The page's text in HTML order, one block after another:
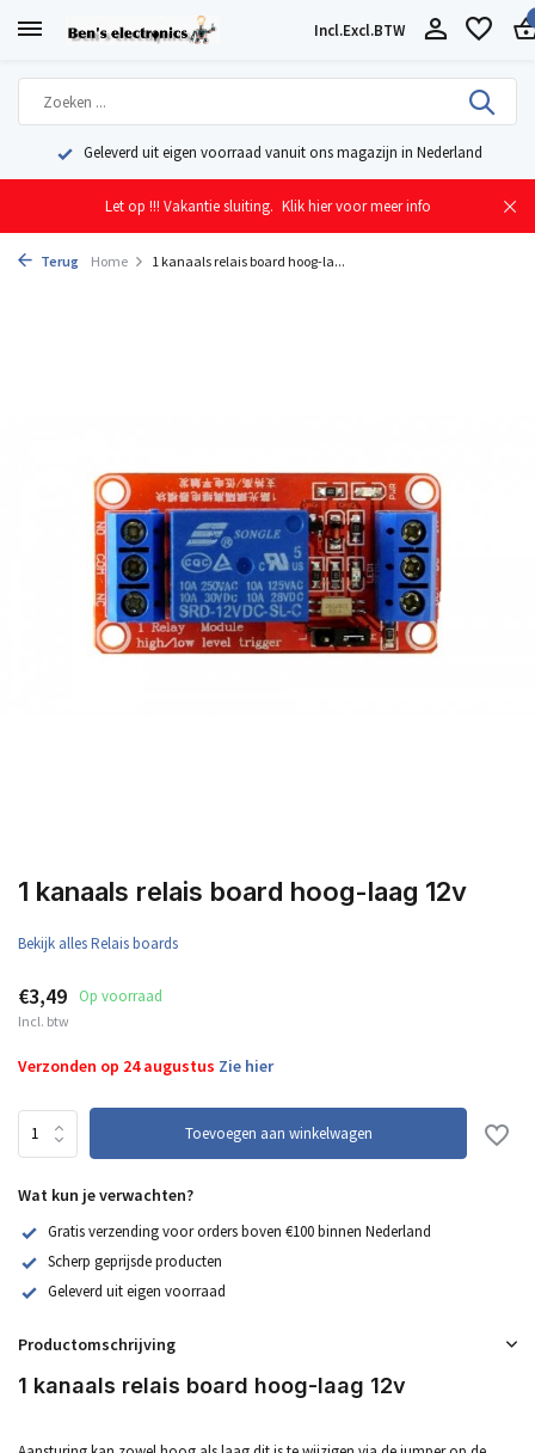
Incl.Excl.BTW
Geleverd uit eigen voorraad vanuit ons magazijn in Nederland
Let op !!! Vakantie sluiting. Klik hier voor meer info
Terug Home 1 kanaals relais board hoog-la...
1 kanaals relais board hoog-laag 12v
Bekijk alles Relais boards
€3,49 Op voorraad
Incl. btw
Verzonden op 24 augustus Zie hier
Toevoegen aan winkelwagen
Wat kun je verwachten?
Gratis verzending voor orders boven €100 binnen Nederland
Scherp geprijsde producten
Geleverd uit eigen voorraad
Productomschrijving
1 kanaals relais board hoog-laag 12v